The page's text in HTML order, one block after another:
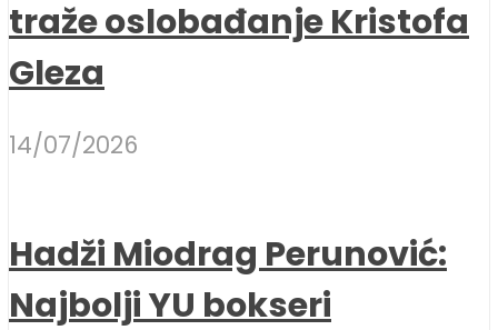
traže oslobađanje Kristofa
Gleza
14/07/2026
Hadži Miodrag Perunović:
Najbolji YU bokseri